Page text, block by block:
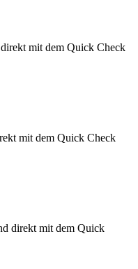
mit dem Quick Check
mit dem Quick Check
direkt mit dem Quick